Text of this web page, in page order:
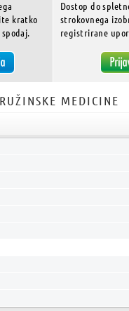
kratko
Dostop do
strokovnega
registrirane
MEDICINE